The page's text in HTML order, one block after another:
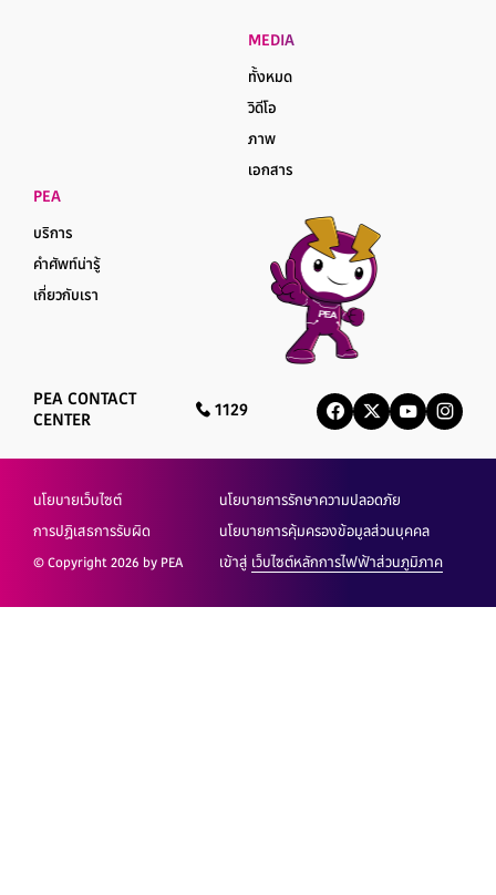
MEDIA
ทั้งหมด
วิดีโอ
ภาพ
เอกสาร
PEA
บริการ
คำศัพท์น่ารู้
เกี่ยวกับเรา
PEA CONTACT
CENTER
1129
นโยบายเว็บไซต์ นโยบายการรักษาความปลอดภัย
นโยบายการคุ้มครองข้อมูลส่วนบุคคล
การปฏิเสธการรับผิด
© Copyright 2026 by PEA เข้าสู่ เว็บไซต์หลักการไฟฟ้าส่วนภูมิภาค